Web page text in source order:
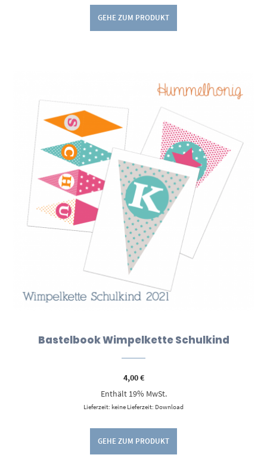
GEHE ZUM PRODUKT
Bastelbook Wimpelkette Schulkind
4,00€
Enthält 19% MwSt.
Lieferzeit: keine Lieferzeit: Download
GEHE ZUM PRODUKT